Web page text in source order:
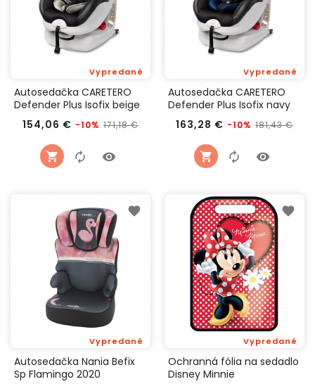
Autosedačka CARETERO
Defender Plus Isofix beige
2016
154,06 € Bežná
-10% 171,18 €
Vypredané
Cena
Autosedačka CARETERO
Defender Plus Isofix navy
2021
163,28 € Bežná
-10% 181,43 €
Vypredané
Autosedačka Nania Befix
Sp Flamingo 2020
Vypredané
Ochranná fólia na sedadlo
Disney Minnie
Vypredané